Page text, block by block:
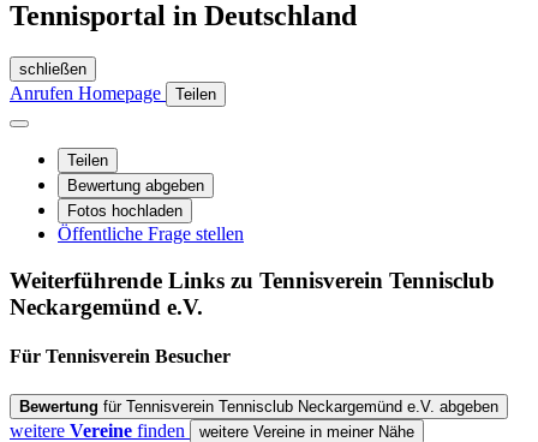
Tennisportal in Deutschland
schließen
Anrufen Homepage Teilen
Teilen
Bewertung abgeben
Fotos hochladen
Öffentliche Frage stellen
Weiterführende Links zu Tennisverein Tennisclub
Neckargemünd e.V.
Für Tennisverein Besucher
Bewertung für Tennisverein Tennisclub Neckargemünd e.V. abgeben
weitere Vereine finden weitere Vereine in meiner Nähe